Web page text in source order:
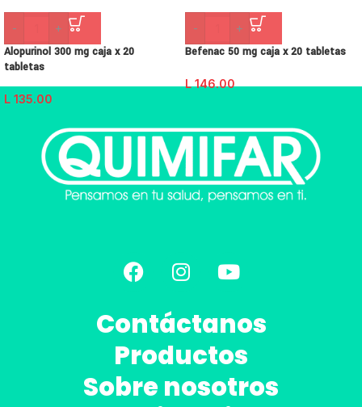
- +
Alopurinol 300 mg caja x 20
tabletas
L 135.00
- +
Befenac 50 mg caja x 20 tabletas
L146.00
Contáctanos
Productos
Sobre nosotros